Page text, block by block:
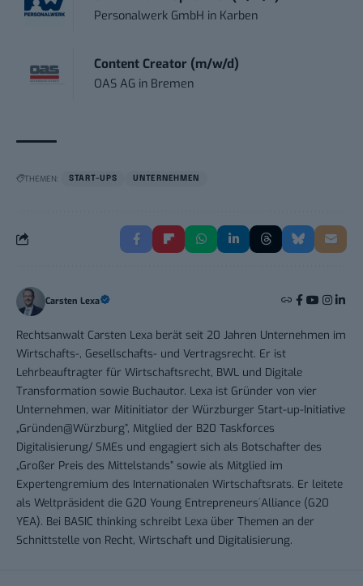
Personalwerk GmbH in Karben
Content Creator (m/w/d)
OAS AG in Bremen
THEMEN: START-UPS UNTERNEHMEN
Carsten Lexa
Rechtsanwalt Carsten Lexa berät seit 20 Jahren Unternehmen im
Wirtschafts-, Gesellschafts- und Vertragsrecht. Er ist
Lehrbeauftragter für Wirtschaftsrecht, BWL und Digitale
Transformation sowie Buchautor. Lexa ist Gründer von vier
Unternehmen, war Mitinitiator der Würzburger Start-up-Initiative
„Gründen@Würzburg”, Mitglied der B20 Taskforces
Digitalisierung/ SMEs und engagiert sich als Botschafter des
„Großer Preis des Mittelstands” sowie als Mitglied im
Expertengremium des Internationalen Wirtschaftsrats. Er leitete
als Weltpräsident die G20 Young Entrepreneurs´Alliance (G20
YEA). Bei BASIC thinking schreibt Lexa über Themen an der
Schnittstelle von Recht, Wirtschaft und Digitalisierung.